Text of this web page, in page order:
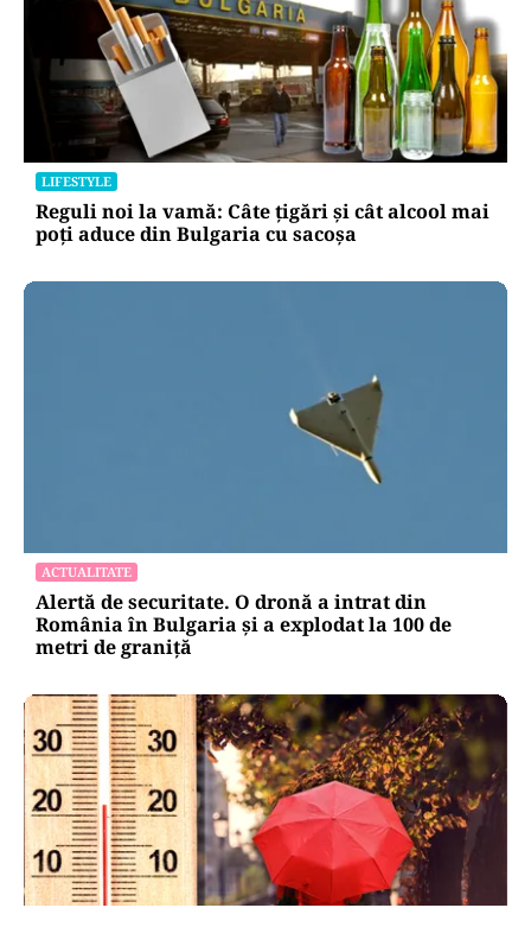
LIFESTYLE
Reguli noi la vamă: Câte țigări și cât alcool mai
poți aduce din Bulgaria cu sacoșa
ACTUALITATE
Alertă de securitate. O dronă a intrat din
România în Bulgaria şi a explodat la 100 de
metri de graniţă